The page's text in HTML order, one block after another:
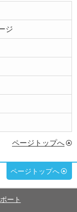
ジ
ページトップへ
ページトップへ
ート